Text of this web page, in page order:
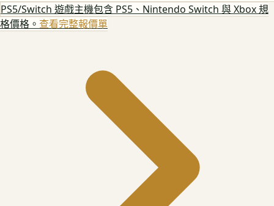
PS5/Switch 遊戲主機包含 PS5、Nintendo Switch 與 Xbox 規
格價格。 查看完整報價單